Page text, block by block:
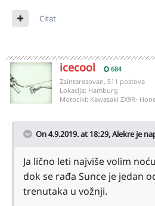
Citat
icecool 684
Zainteresovan, 511 postova
Lokacija: Hamburg
Motocikl: Kawasaki ZX9R-
On 4.9.2019. at 18:29,Alekreje
Ja lično leti najviše volim
dok se rađa Sunce je jedan
trenutaka u vožnji.